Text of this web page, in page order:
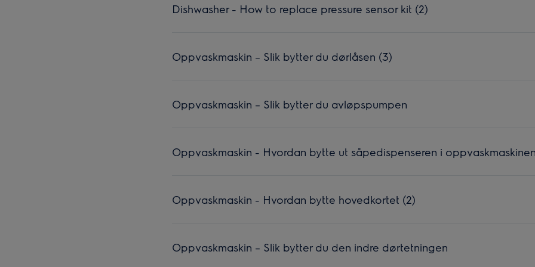
Dishwasher - How to replace pressure sensor kit (2)
Oppvaskmaskin – Slik bytter du dørlåsen (3)
Oppvaskmaskin – Slik bytter du avløpspumpen
Oppvaskmaskin - Hvordan bytte ut såpedispenseren i
Oppvaskmaskin - Hvordan bytte hovedkortet (2)
Oppvaskmaskin – Slik bytter du den indre dørtetningen